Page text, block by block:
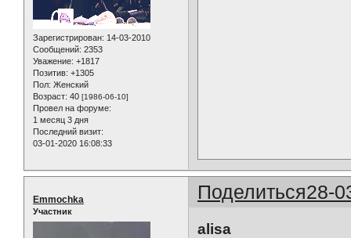
Зарегистрирован: 14-03-2010
Сообщений: 2353
Уважение: +1817
Позитив: +1305
Пол: Женский
Возраст: 40 [1986-06-10]
Провел на форуме:
1 месяц 3 дня
Последний визит:
03-01-2020 16:08:33
Поделиться28-
Emmochka
Участник
alisa